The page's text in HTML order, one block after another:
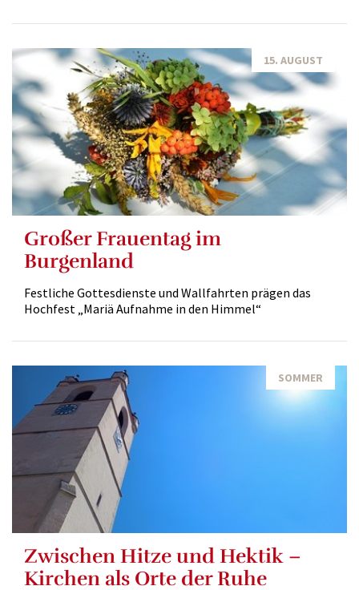
15. AUGUST
Großer Frauentag im
Burgenland
Festliche Gottesdienste und Wallfahrten prägen das
Hochfest „Mariä Aufnahme in den Himmel“
SOMMER
Zwischen Hitze und Hektik –
Kirchen als Orte der Ruhe